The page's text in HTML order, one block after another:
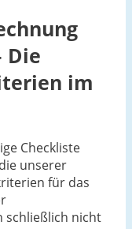
Die
im
Checkliste
unserer
für das
schließlich nicht